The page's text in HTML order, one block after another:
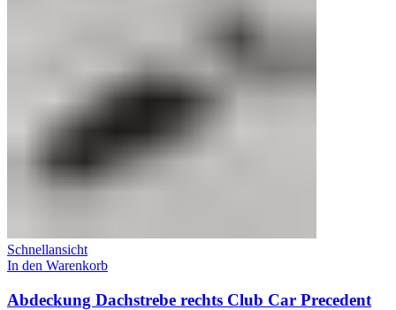
Schnellansicht
In den Warenkorb
Abdeckung Dachstrebe rechts Club Car Precedent